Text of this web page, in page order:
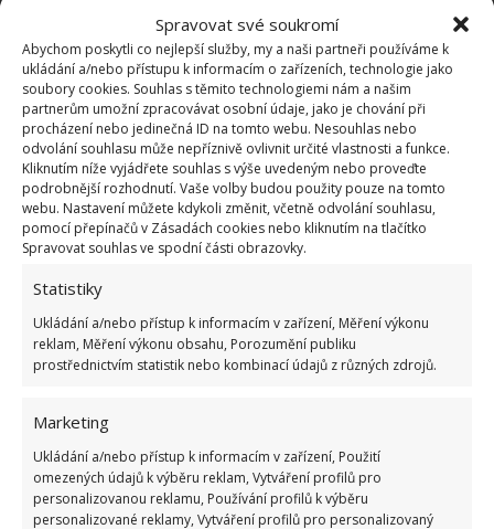
Spravovat své soukromí
Abychom poskytli co nejlepší služby, my a naši partneři používáme k
ukládání a/nebo přístupu k informacím o zařízeních, technologie jako
soubory cookies. Souhlas s těmito technologiemi nám a našim
partnerům umožní zpracovávat osobní údaje, jako je chování při
procházení nebo jedinečná ID na tomto webu. Nesouhlas nebo
odvolání souhlasu může nepříznivě ovlivnit určité vlastnosti a funkce.
Kliknutím níže vyjádřete souhlas s výše uvedeným nebo proveďte
podrobnější rozhodnutí. Vaše volby budou použity pouze na tomto
webu. Nastavení můžete kdykoli změnit, včetně odvolání souhlasu,
pomocí přepínačů v Zásadách cookies nebo kliknutím na tlačítko
Spravovat souhlas ve spodní části obrazovky.
Statistiky
Ukládání a/nebo přístup k informacím v zařízení, Měření výkonu
reklam, Měření výkonu obsahu, Porozumění publiku
prostřednictvím statistik nebo kombinací údajů z různých zdrojů.
Marketing
Ukládání a/nebo přístup k informacím v zařízení, Použití
omezených údajů k výběru reklam, Vytváření profilů pro
personalizovanou reklamu, Používání profilů k výběru
personalizované reklamy, Vytváření profilů pro personalizovaný
Cenové rozmezí se pohybuje mezi 460–
820 tisíci korunamiv přepočtu. A to v závislosti na
vašich požadavcích. Prefabrikované systémy
Amazon jsou obvykle konstruovány pomocí
skládacích ocelových rámů nebo lehkých slitin.
Nabízejí život šetrný k životnímu prostředí, a to díky
integraci obnovitelných zdrojů energie, jako jsou
solární panely. Na BydlímeÚtulně jsme také napsali
bydlení využili